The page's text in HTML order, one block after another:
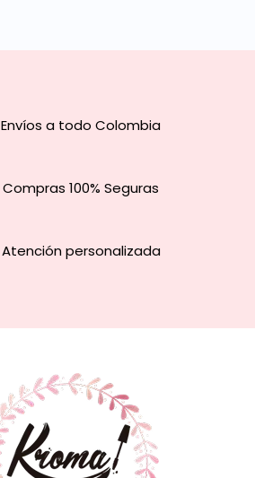
Envíos a todo Colombia
Compras 100% Seguras
Atención personalizada